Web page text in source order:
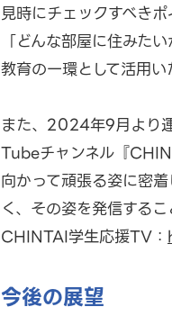
見時にチェックすべき
「どんな部屋に住みた
教育の一環として活用い
また、2024年9月より
Tubeチャンネル『
向かって頑張る姿に密
く、その姿を発信する
CHINTAI学生応援TV：
今後の展望